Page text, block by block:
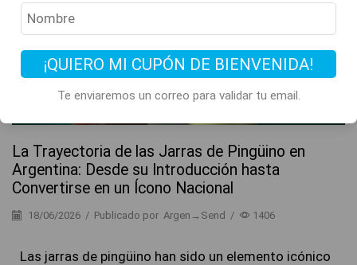
¡QUIERO MI CUPÓN DE BIENVENIDA!
Te enviaremos un correo para validar tu email.
Historia y Curiosidades
La Trayectoria de las Jarras de Pingüino en
Argentina: Desde su Introducción hasta
Convertirse en un Ícono Nacional
18/06/2026 / Publicado por Argen→Send / 1406
Las jarras de pingüino han sido un elemento icónico